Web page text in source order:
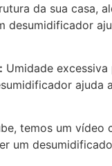
da sua casa,
desumidificador
Umidade
ajuda
temos um vídeo
um